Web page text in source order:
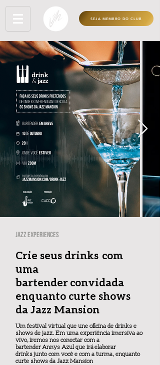
SEJA MEMBRO DO CLUB
jazz experiences
Crie seus drinks com
uma
bartender convidada
enquanto curte shows
da Jazz Mansion
Um festival virtual que une oficina de drinks e
shows de jazz. Em uma experiência imersiva ao
vivo,iremos nos conectar com a
bartender Annys Azul que irá elaborar
drinks junto com você e com a turma, enquanto
curte shows da Jazz Mansion